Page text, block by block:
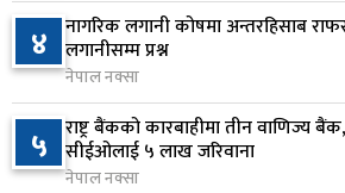
८
आज बस्ने भनिएको राष्ट्रिय
सर्‍यो
२ दिन अघि
९
वीरगञ्जमा ट्यांकरको सिल खोलेर
रंगेहात पक्राउ
४ नागरिक लगानी कोषमा अन्तरहिसाब
लगानीसम्म प्रश्न
नेपाल नक्सा
५ राष्ट्र बैंकको कारबाहीमा तीन वाणिज्य
सीईओलाई ५ लाख जरिवाना
नेपाल नक्सा